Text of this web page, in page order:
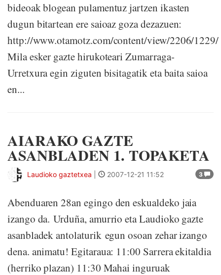
bideoak blogean pulamentuz jartzen ikasten
dugun bitartean ere saioaz goza dezazuen:
http://www.otamotz.com/content/view/2206/1229/
Mila esker gazte hirukoteari Zumarraga-
Urretxura egin ziguten bisitagatik eta baita saioa
en...
AIARAKO GAZTE
ASANBLADEN 1. TOPAKETA
3
Laudioko gaztetxea 2007-12-21 11:52
Abenduaren 28an egingo den eskualdeko jaia
izango da. Urduña, amurrio eta Laudioko gazte
asanbladek antolaturik egun osoan zehar izango
dena. animatu! Egitaraua: 11:00 Sarrera ekitaldia
(herriko plazan) 11:30 Mahai inguruak